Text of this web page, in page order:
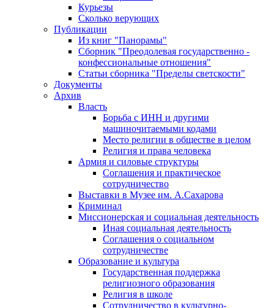
Курьезы
Сколько верующих
Публикации
Из книг "Панорамы"
Сборник "Преодолевая государственно -
конфессиональные отношения"
Статьи сборника "Пределы светскости"
Документы
Архив
Власть
Борьба с ИНН и другими
машиночитаемыми кодами
Место религии в обществе в целом
Религия и права человека
Армия и силовые структуры
Соглашения и практическое
сотрудничество
Выставки в Музее им. А.Сахарова
Криминал
Миссионерская и социальная деятельность
Иная социальная деятельность
Соглашения о социальном
сотрудничестве
Образование и культура
Государственная поддержка
религиозного образования
Религия в школе
Сотрудничество в культурно-